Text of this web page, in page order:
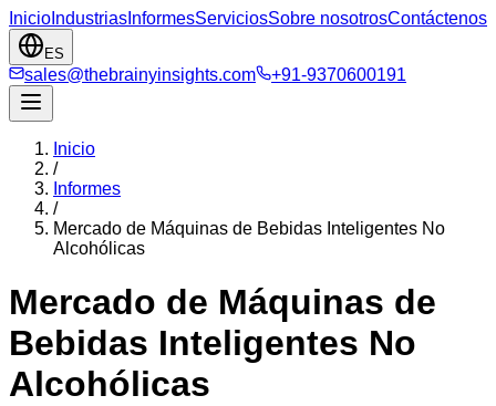
Inicio Industrias InformesServiciosSobre nosotrosContáctenos
ES
sales@thebrainyinsights.com +91-9370600191
Inicio
/
Informes
/
Mercado de Máquinas de Bebidas Inteligentes No
Alcohólicas
Mercado de Máquinas de
Bebidas Inteligentes No
Alcohólicas